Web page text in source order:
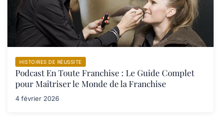
HISTOIRES DE RÉUSSITE
Podcast En Toute Franchise : Le Guide Complet
pour Maîtriser le Monde de la Franchise
4 février 2026